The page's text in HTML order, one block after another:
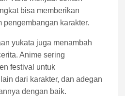
bisa memberikan
pengembangan karakter.
yukata juga menambah
Anime sering
festival untuk
dari karakter, dan adegan
dengan baik.